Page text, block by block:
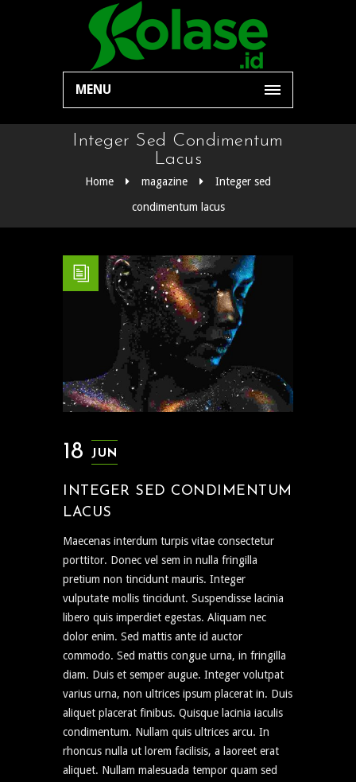
MENU
Integer Sed Condimentum
Lacus
Home magazine
Integer sed
condimentum lacus
18 JUN
INTEGER SED CONDIMENTUM
LACUS
Maecenas interdum turpis vitae consectetur
porttitor. Donec vel sem in nulla fringilla
pretium non tincidunt mauris. Integer
vulputate mollis tincidunt. Suspendisse lacinia
libero quis imperdiet egestas. Aliquam nec
dolor enim. Sed mattis ante id auctor
commodo. Sed mattis congue urna, in fringilla
diam. Duis et semper augue. Integer volutpat
varius urna, non ultrices ipsum placerat in. Duis
aliquet placerat finibus. Quisque lacinia iaculis
condimentum. Nullam quis ultrices arcu. In
rhoncus nulla ut lorem facilisis, a laoreet erat
aliquet. Nullam malesuada tempor quam sed